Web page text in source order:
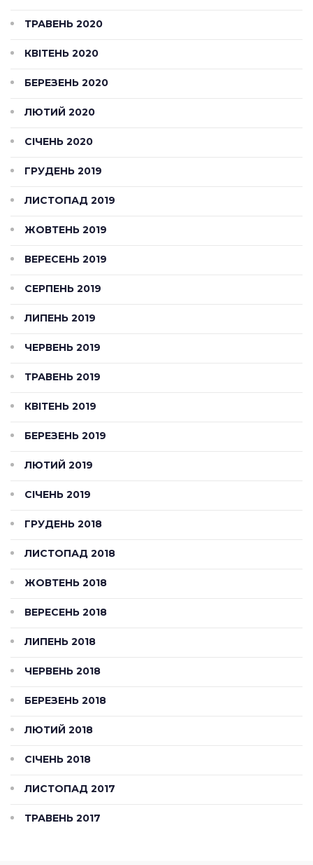
ТРАВЕНЬ 2020
КВІТЕНЬ 2020
БЕРЕЗЕНЬ 2020
ЛЮТИЙ 2020
СІЧЕНЬ 2020
ГРУДЕНЬ 2019
ЛИСТОПАД 2019
ЖОВТЕНЬ 2019
ВЕРЕСЕНЬ 2019
СЕРПЕНЬ 2019
ЛИПЕНЬ 2019
ЧЕРВЕНЬ 2019
ТРАВЕНЬ 2019
КВІТЕНЬ 2019
БЕРЕЗЕНЬ 2019
ЛЮТИЙ 2019
СІЧЕНЬ 2019
ГРУДЕНЬ 2018
ЛИСТОПАД 2018
ЖОВТЕНЬ 2018
ВЕРЕСЕНЬ 2018
ЛИПЕНЬ 2018
ЧЕРВЕНЬ 2018
БЕРЕЗЕНЬ 2018
ЛЮТИЙ 2018
СІЧЕНЬ 2018
ЛИСТОПАД 2017
ТРАВЕНЬ 2017